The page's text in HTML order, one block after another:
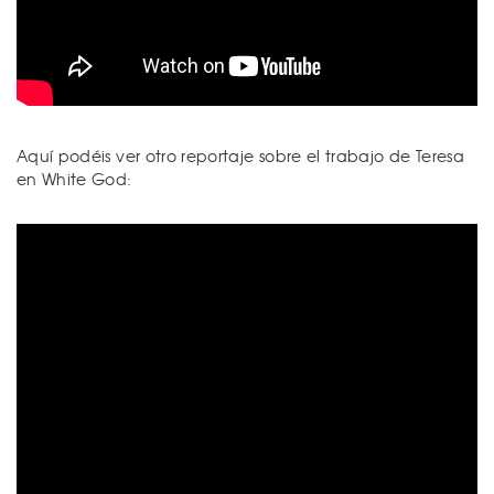
Aquí podéis ver otro reportaje sobre el trabajo de Teresa
en White God: